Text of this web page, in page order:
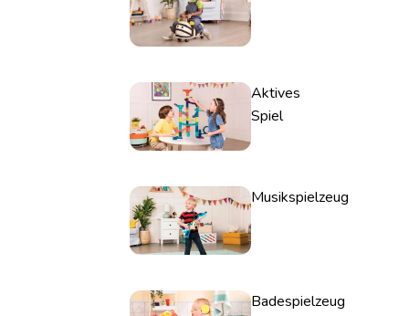
Aktives
Spiel
Musikspielzeug
Badespielzeug